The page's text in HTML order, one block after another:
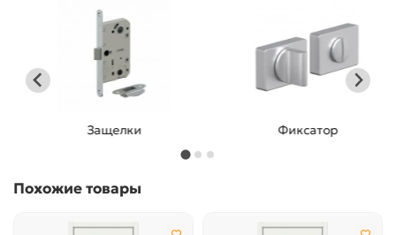
Защелки Фиксатор
Похожие товары